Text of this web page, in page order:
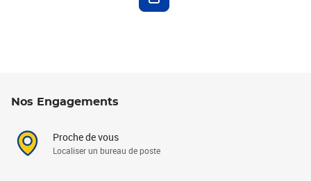
Nos Engagements
Proche de vous
Localiser un bureau de poste